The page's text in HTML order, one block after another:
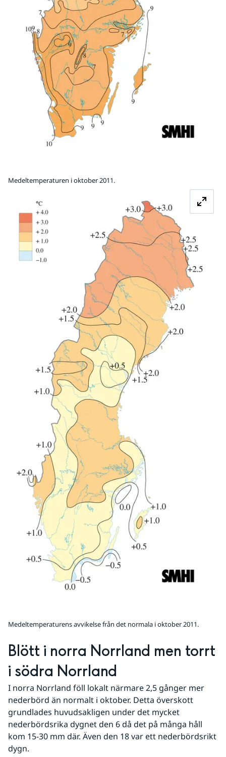
Medeltemperaturen i oktober 2011.
Medeltemperaturens avvikelse från det normala i oktober 2011.
Blött i norra Norrland men torrt
i södra Norrland
I norra Norrland föll lokalt närmare 2,5 gånger mer
nederbörd än normalt i oktober. Detta överskott
grundlades huvudsakligen under det mycket
nederbördsrika dygnet den 6 då det på många håll
kom 15-30 mm där. Även den 18 var ett nederbördsrikt
dygn.